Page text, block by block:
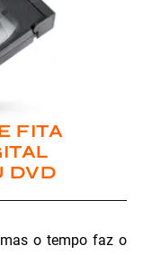
FITA
DVD
o tempo faz o